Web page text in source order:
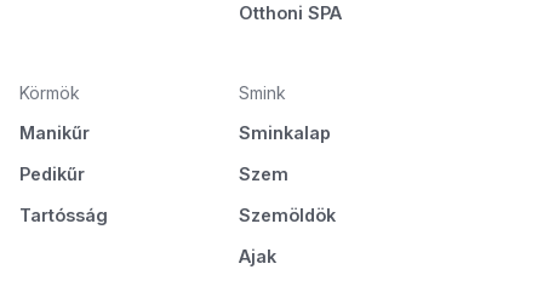
Otthoni SPA
Körmök
Manikűr
Pedikűr
Tartósság
Smink
Sminkalap
Szem
Szemöldök
Ajak